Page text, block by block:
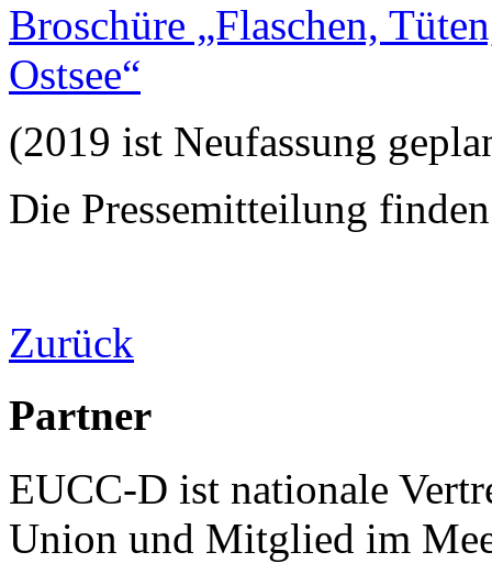
Broschüre „Flaschen,
Ostsee“
(2019 ist Neufassung
Die Pressemitteilung
Zurück
Partner
EUCC-D ist nationale
Union und Mitglied im